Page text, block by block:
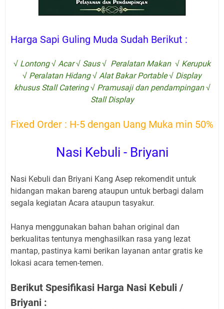
Harga Sapi Guling Muda Sudah Berikut :
√ Lontong √ Acar √ Saus √ Peralatan Makan √ Kerupuk
√ Peralatan Hidang √ Alat Bakar Portable √ Display
khusus Stall Catering √ Pramusaji dan pendampingan √
Stall Display
Fixed Order : H-5 dengan Uang Muka min 50%
Nasi Kebuli - Briyani
Nasi Kebuli dan Briyani Kang Asep rekomendit untuk
hidangan makan bareng ataupun untuk berbagi dalam
segala kegiatan Acara ataupun tasyakur.
Hanya menggunakan bahan bahan original dan
berkualitas tentunya menghasilkan rasa yang lezat
mantap, pastinya kami berikan layanan antar gratis ke
lokasi acara temen-temen.
Berikut Spesifikasi Harga Nasi Kebuli /
Briyani :